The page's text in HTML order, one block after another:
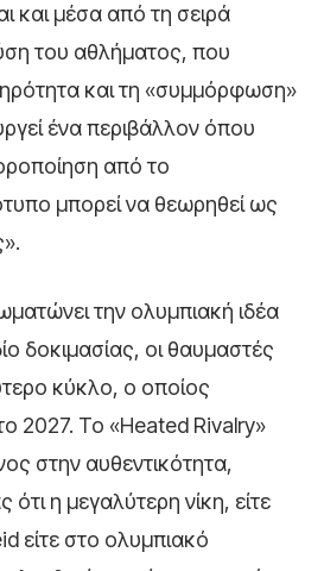
και μέσα από τη σειρά
του αθλήματος, που
και τη «συμμόρφωση»
ένα περιβάλλον όπου
από το
μπορεί να θεωρηθεί ως
την ολυμπιακή ιδέα
δοκιμασίας, οι θαυμαστές
κύκλο, ο οποίος
2027. Το «Heated Rivalry»
στην αυθεντικότητα,
ότι η μεγαλύτερη νίκη, είτε
είτε στο ολυμπιακό